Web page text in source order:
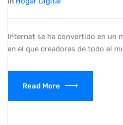
Internet se ha convertido en un
en el que creadores de todo el
Read More